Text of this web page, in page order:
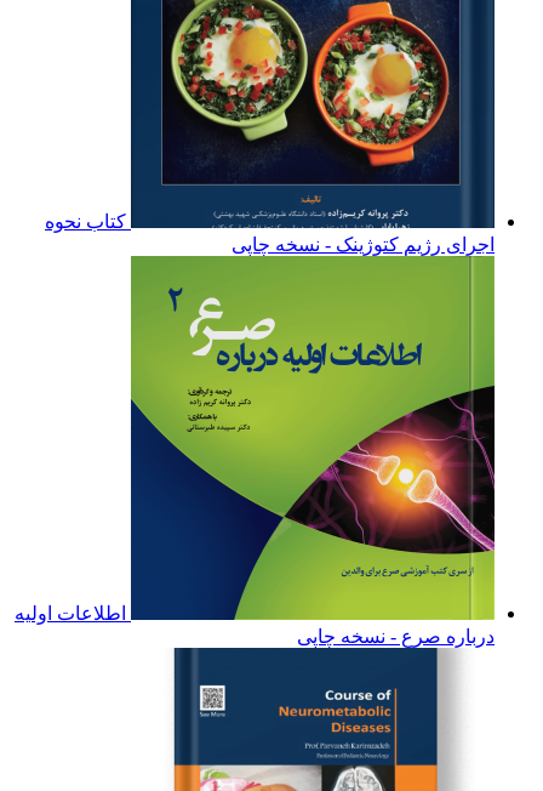
کتاب نحوه
اجرای رژیم کتوژینک - نسخه چاپی
اطلاعات اولیه
درباره صرع - نسخه چاپی